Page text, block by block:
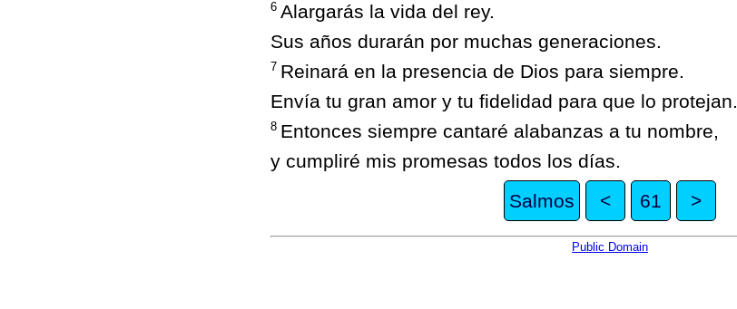
6 Alargarás la vida del rey.
Sus años durarán por muchas generaciones.
7 Reinará en la presencia de Dios para siempre.
Envía tu gran amor y tu fidelidad para que lo protejan.
8 Entonces siempre cantaré alabanzas a tu nombre,
y cumpliré mis promesas todos los días.
Salmos
< 61 >
Public Domain